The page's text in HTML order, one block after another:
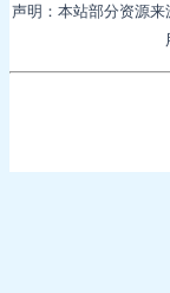
声明：本站部分资源